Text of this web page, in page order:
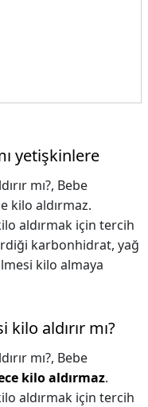
yetişkinlere
mı?, Bebe
kilo aldırmaz.
aldırmak için tercih
karbonhidrat, yağ
kilo almaya
aldırır mı?
mı?, Bebe
kilo aldırmaz.
aldırmak için tercih